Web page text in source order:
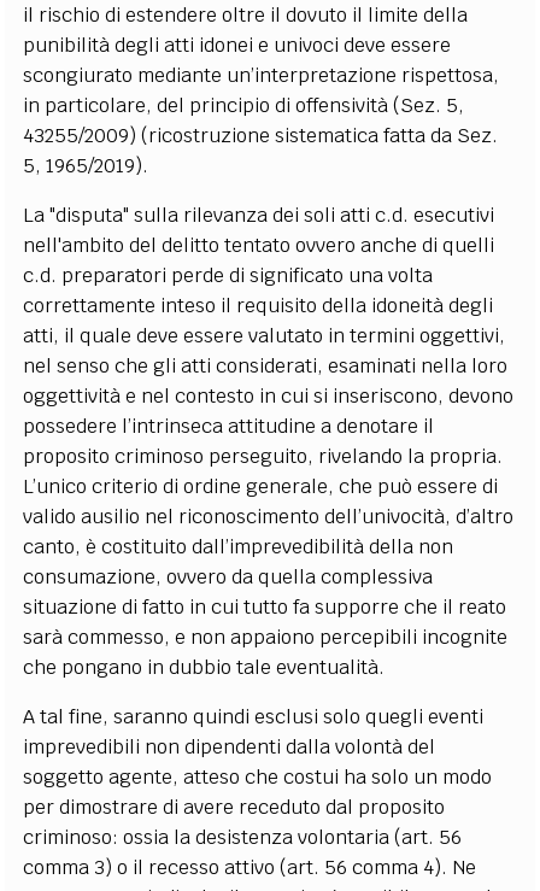
il rischio di estendere oltre il dovuto il limite della
punibilità degli atti idonei e univoci deve essere
scongiurato mediante un’interpretazione rispettosa,
in particolare, del principio di offensività (Sez. 5,
43255/2009) (ricostruzione sistematica fatta da Sez.
5, 1965/2019).
La "disputa" sulla rilevanza dei soli atti c.d. esecutivi
nell'ambito del delitto tentato ovvero anche di quelli
c.d. preparatori perde di significato una volta
correttamente inteso il requisito della idoneità degli
atti, il quale deve essere valutato in termini oggettivi,
nel senso che gli atti considerati, esaminati nella loro
oggettività e nel contesto in cui si inseriscono, devono
possedere l’intrinseca attitudine a denotare il
proposito criminoso perseguito, rivelando la propria.
L’unico criterio di ordine generale, che può essere di
valido ausilio nel riconoscimento dell’univocità, d’altro
canto, è costituito dall’imprevedibilità della non
consumazione, ovvero da quella complessiva
situazione di fatto in cui tutto fa supporre che il reato
sarà commesso, e non appaiono percepibili incognite
che pongano in dubbio tale eventualità.
A tal fine, saranno quindi esclusi solo quegli eventi
imprevedibili non dipendenti dalla volontà del
soggetto agente, atteso che costui ha solo un modo
per dimostrare di avere receduto dal proposito
criminoso: ossia la desistenza volontaria (art. 56
comma 3) o il recesso attivo (art. 56 comma 4). Ne